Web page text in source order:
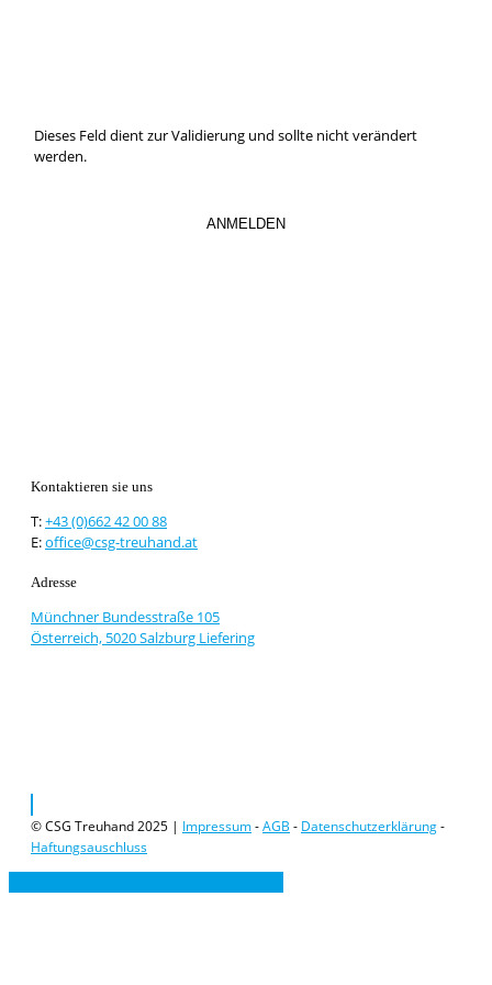
Dieses Feld dient zur Validierung und sollte nicht verändert
werden.
Kontaktieren sie uns
T:+43 (0)662 42 00 88
E:office@csg-treuhand.at
Adresse
Münchner Bundesstraße 105
Österreich, 5020 Salzburg Liefering
© CSG Treuhand 2025 | Impressum-AGB - Datenschutzerklärung-
Haftungsauschluss